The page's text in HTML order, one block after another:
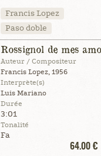
Francis Lopez
Paso doble
Rossignol de mes
Auteur / Compositeur
Francis Lopez, 1956
Interprète(s)
Luis Mariano
Durée
3:01
Tonalité
Fa
64.00 €